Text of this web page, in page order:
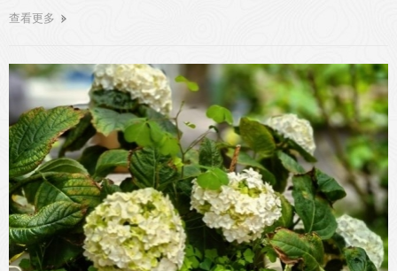
查看更多